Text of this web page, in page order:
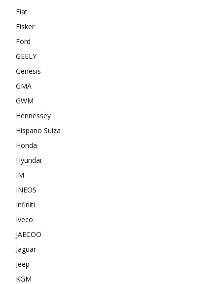
Fiat
Fisker
Ford
GEELY
Genesis
GMA
GWM
Hennessey
Hispano Suiza
Honda
Hyundai
IM
INEOS
Infiniti
Iveco
JAECOO
Jaguar
Jeep
KGM